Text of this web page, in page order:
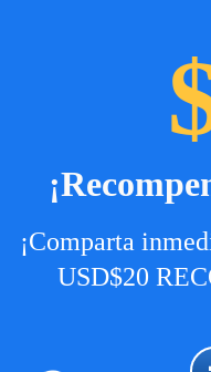
Promoción
Sobre Nosotros
Trader
¡Comparta
USD$20